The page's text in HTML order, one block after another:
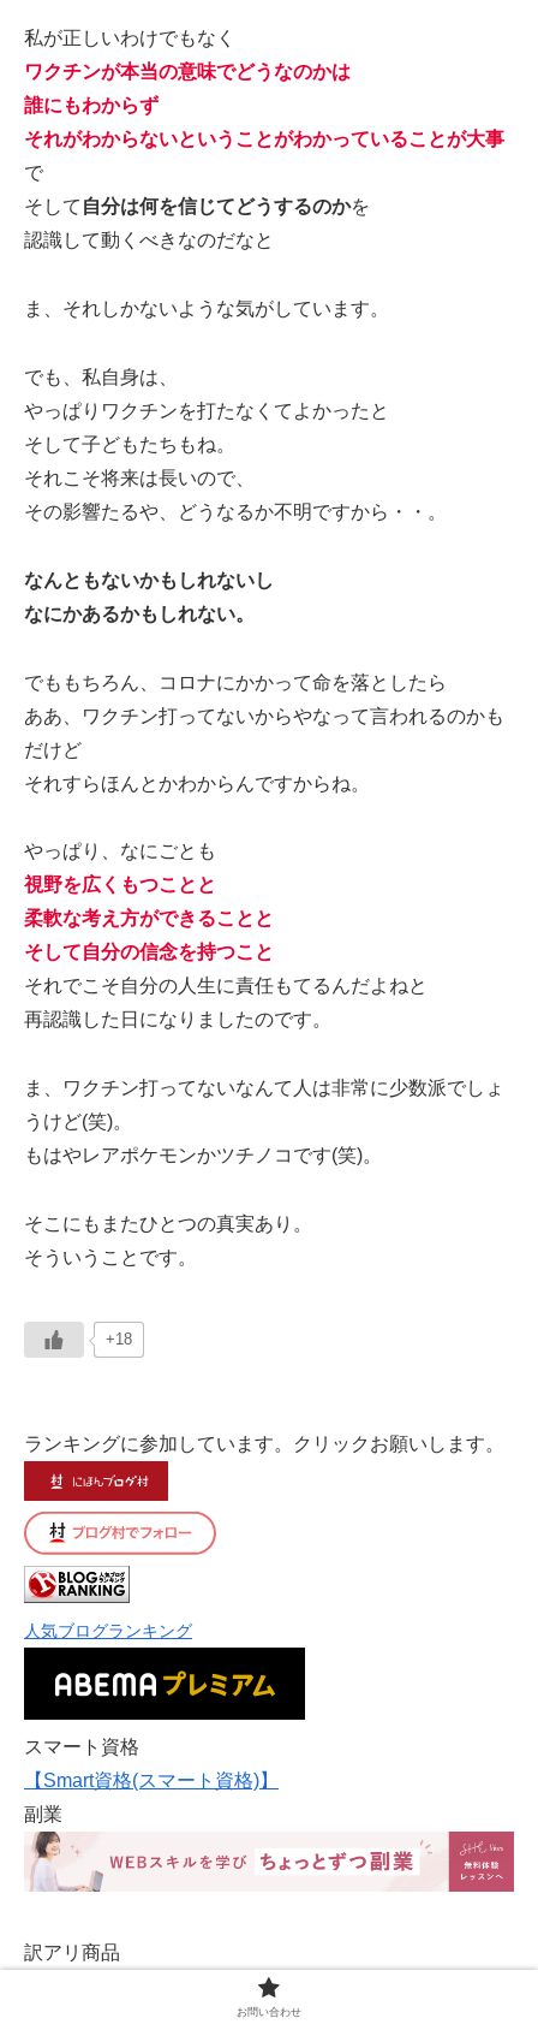
私が正しいわけでもなく
ワクチンが本当の意味でどうなのかは
誰にもわからず
それがわからないということがわかっていることが大事
で
そして 自分は何を信じてどうするのかを
認識して動くべきなのだなと
ま、それしかないような気がしています。
でも、私自身は、
やっぱりワクチンを打たなくてよかったと
そして子どもたちもね。
それこそ将来は長いので、
その影響たるや、どうなるか不明ですから・・。
なんともないかもしれないし
なにかあるかもしれない。
でももちろん、コロナにかかって命を落としたら
ああ、ワクチン打ってないからやなって言われるのかも
だけど
それすらほんとかわからんですからね。
やっぱり、なにごとも
視野を広くもつことと
柔軟な考え方ができることと
そして自分の信念を持つこと
それでこそ自分の人生に責任もてるんだよねと
再認識した日になりましたのです。
ま、ワクチン打ってないなんて人は非常に少数派でしょ
うけど(笑)。
もはやレアポケモンかツチノコです(笑)。
そこにもまたひとつの真実あり。
そういうことです。
+18
ランキングに参加しています。クリックお願いします。
人気ブログランキング
スマート資格
【Smart資格(スマート資格)】
副業
訳アリ商品
お問い合わせ